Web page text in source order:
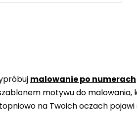
malowanie po numerach
motywu do malowania,
na Twoich oczach pojawi